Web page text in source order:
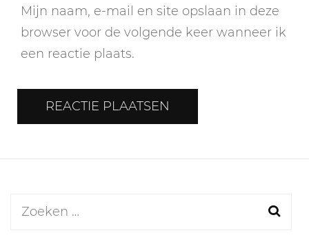
Mijn naam, e-mail en site opslaan in deze
browser voor de volgende keer wanneer ik
een reactie plaats.
Zoeken